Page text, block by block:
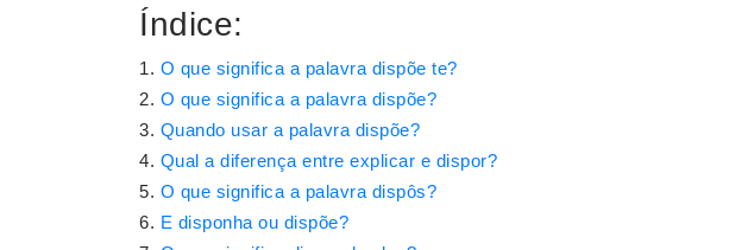
Índice:
O que significa a palavra dispõe te?
O que significa a palavra dispõe?
Quando usar a palavra dispõe?
Qual a diferença entre explicar e dispor?
O que significa a palavra dispôs?
E disponha ou dispõe?